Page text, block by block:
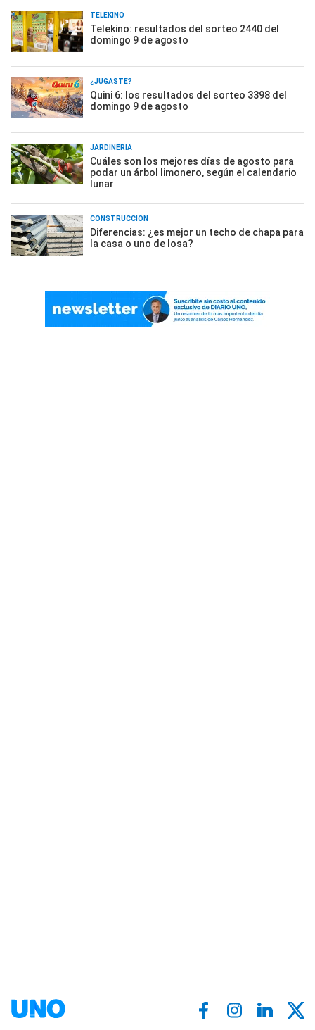
TELEKINO
Telekino: resultados del sorteo 2440 del
domingo 9 de agosto
¿JUGASTE?
Quini 6: los resultados del sorteo 3398 del
domingo 9 de agosto
JARDINERÍA
Cuáles son los mejores días de agosto para
podar un árbol limonero, según el calendario
lunar
CONSTRUCCIÓN
Diferencias: ¿es mejor un techo de chapa para
la casa o uno de losa?